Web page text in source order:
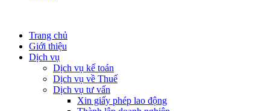
Trang chủ
Giới thiệu
Dịch vụ
Dịch vụ kế toán
Dịch vụ về Thuế
Dịch vụ tư vấn
Xin giấy phép lao động